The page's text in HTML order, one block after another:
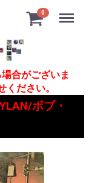
0 Menu
合がございま
ださい。
ボブ・